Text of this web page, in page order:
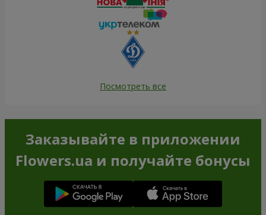
Посмотреть все
Заказывайте в приложении
Flowers.ua и получайте бонусы